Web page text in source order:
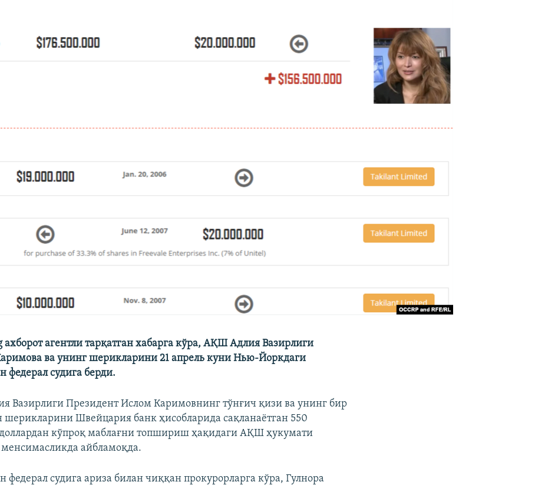
ахборот агентли тарқатган хабарга кўра, АҚШ Адлия Вазирлиги
ва унинг шерикларини 21 апрель куни Нью-Йоркдаги
федерал судига берди.
Вазирлиги Президент Ислом Каримовнинг тўнғич қизи ва унинг бир
шерикларини Швейцария банк ҳисобларида сақланаётган 550
кўпроқ маблағни топшириш ҳақидаги АҚШ ҳукумати
айбламоқда.
федерал судига ариза билан чиққан прокурорларга кўра, Гулнора